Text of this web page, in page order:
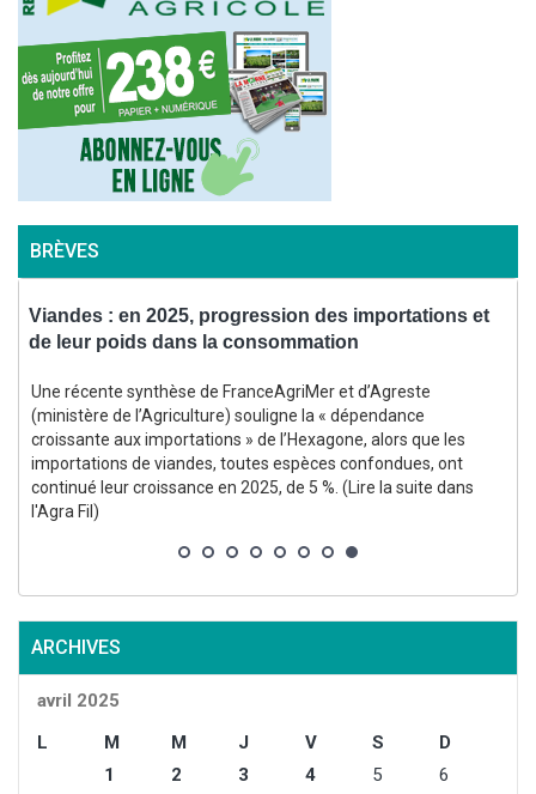
BRÈVES
Viandes : en 2025, progression des importations et
de leur poids dans la consommation
Une récente synthèse de FranceAgriMer et d’Agreste
(ministère de l’Agriculture) souligne la « dépendance
croissante aux importations » de l’Hexagone, alors que les
importations de viandes, toutes espèces confondues, ont
continué leur croissance en 2025, de 5 %. (Lire la suite dans
l'Agra Fil)
ARCHIVES
avril 2025
L
M M J V S
D
1
2 3 4 5
6